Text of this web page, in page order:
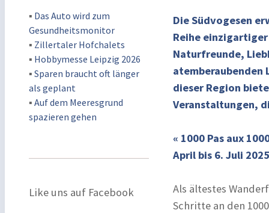
▪ Das Auto wird zum
Gesundheitsmonitor
▪ Zillertaler Hofchalets
▪ Hobbymesse Leipzig 2026
▪ Sparen braucht oft länger
als geplant
▪ Auf dem Meeresgrund
spazieren gehen
Like uns auf Facebook
Die Südvogesen
Reihe
Naturfreunde,
atemberaubenden
dieser Region
Veranstaltungen,
« 1000 Pas aux
April bis 6. Juli 2025
Als ältestes
Schritte an den